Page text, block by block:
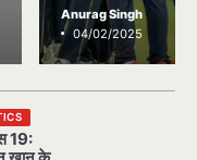
Anurag Singh
04/02/2025
19: